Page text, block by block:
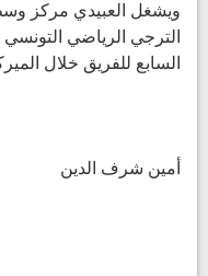
ويشغل العبيدي مركز
الترجي الرياضي التونسي
السابع للفريق خلال
أمين شرف الدين